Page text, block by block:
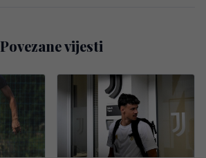
Povezane vijesti